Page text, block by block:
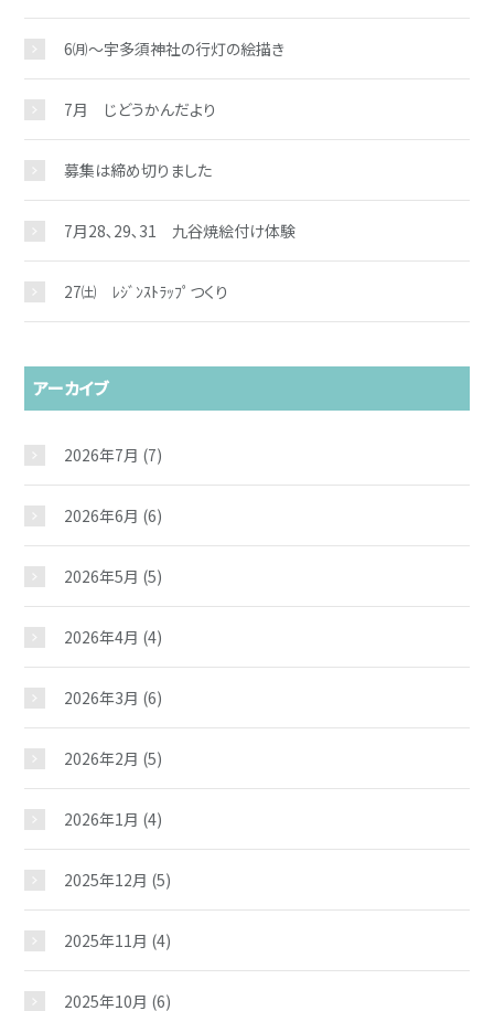
6㈪～宇多須神社の行灯の絵描き
7月 じどうかんだより
募集は締め切りました
7月28､29､31 九谷焼絵付け体験
27㈯ ﾚｼﾞﾝｽﾄﾗｯﾌﾟつくり
アーカイブ
2026年7月 (7)
2026年6月 (6)
2026年5月 (5)
2026年4月 (4)
2026年3月 (6)
2026年2月 (5)
2026年1月 (4)
2025年12月 (5)
2025年11月 (4)
2025年10月 (6)